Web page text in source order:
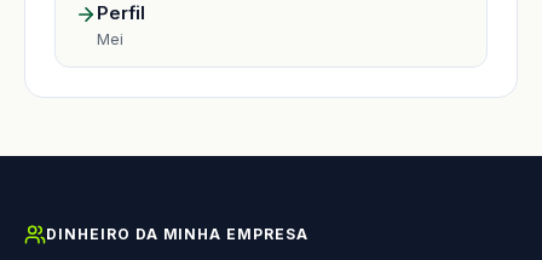
Perfil
Mei
DINHEIRO DA MINHA EMPRESA